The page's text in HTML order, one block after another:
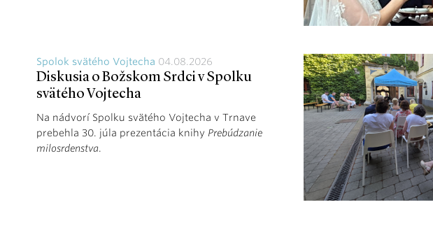
Spolok svätého Vojtecha 04.08.2026
Diskusia o Božskom Srdci v Spolku
svätého Vojtecha
Na nádvorí Spolku svätého Vojtecha v Trnave
prebehla 30. júla prezentácia knihy Prebúdzanie
milosrdenstva.